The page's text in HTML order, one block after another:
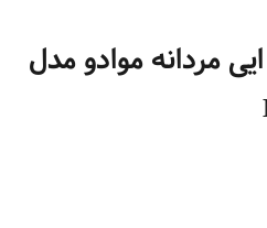
مردانه موادو مدل